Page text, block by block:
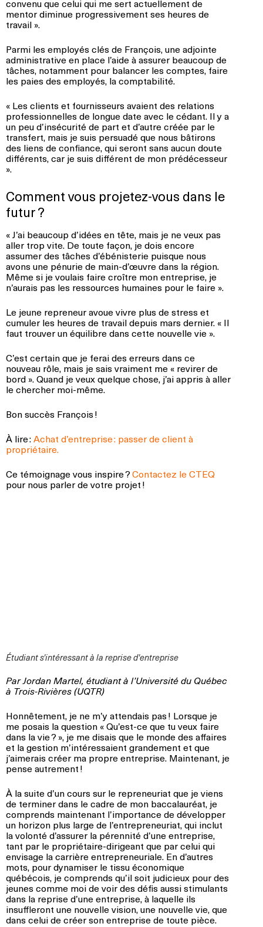
convenu que celui qui me sert actuellement de
mentor diminue progressivement ses heures de
travail ».
Parmi les employés clés de François, une adjointe
administrative en place l’aide à assurer beaucoup de
tâches, notamment pour balancer les comptes, faire
les paies des employés, la comptabilité.
« Les clients et fournisseurs avaient des relations
professionnelles de longue date avec le cédant. Il y a
un peu d’insécurité de part et d’autre créée par le
transfert, mais je suis persuadé que nous bâtirons
des liens de confiance, qui seront sans aucun doute
différents, car je suis différent de mon prédécesseur
».
Comment vous projetez-vous dans le
futur ?
« J’ai beaucoup d’idées en tête, mais je ne veux pas
aller trop vite. De toute façon, je dois encore
assumer des tâches d’ébénisterie puisque nous
avons une pénurie de main-d’œuvre dans la région.
Même si je voulais faire croître mon entreprise, je
n’aurais pas les ressources humaines pour le faire ».
Le jeune repreneur avoue vivre plus de stress et
cumuler les heures de travail depuis mars dernier. « Il
faut trouver un équilibre dans cette nouvelle vie ».
C’est certain que je ferai des erreurs dans ce
nouveau rôle, mais je sais vraiment me « revirer de
bord ». Quand je veux quelque chose, j’ai appris à aller
le chercher moi-même.
Bon succès François !
À lire :Achat d’entreprise : passer de client à
propriétaire.
Ce témoignage vous inspire ?Contactez le CTEQ
pour nous parler de votre projet !
Étudiant s'intéressant à la reprise d'entreprise
Par Jordan Martel, étudiant à l’Université du Québec
à Trois-Rivières (UQTR)
Honnêtement, je ne m’y attendais pas ! Lorsque je
me posais la question « Qu’est-ce que tu veux faire
dans la vie ? », je me disais que le monde des affaires
et la gestion m’intéressaient grandement et que
j’aimerais créer ma propre entreprise. Maintenant, je
pense autrement !
À la suite d’un cours sur le repreneuriat que je viens
de terminer dans le cadre de mon baccalauréat, je
comprends maintenant l’importance de développer
un horizon plus large de l’entrepreneuriat, qui inclut
la volonté d’assurer la pérennité d’une entreprise,
tant par le propriétaire-dirigeant que par celui qui
envisage la carrière entrepreneuriale. En d’autres
mots, pour dynamiser le tissu économique
québécois, je comprends qu’il soit judicieux pour des
jeunes comme moi de voir des défis aussi stimulants
dans la reprise d’une entreprise, à laquelle ils
insuffleront une nouvelle vision, une nouvelle vie, que
dans celui de créer son entreprise de toute pièce.